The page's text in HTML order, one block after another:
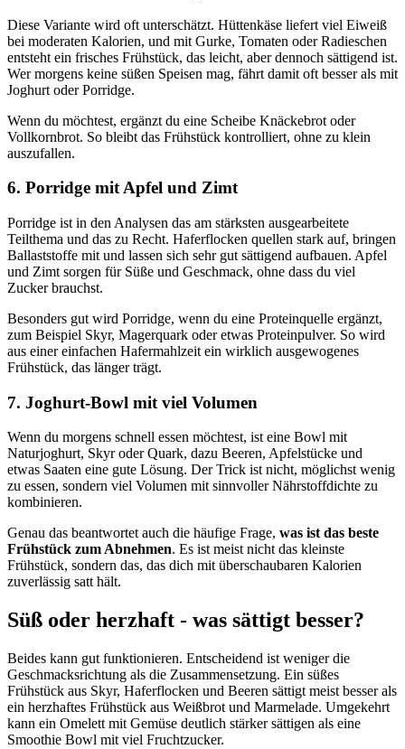
Diese Variante wird oft unterschätzt. Hüttenkäse liefert viel Eiweiß
bei moderaten Kalorien, und mit Gurke, Tomaten oder Radieschen
entsteht ein frisches Frühstück, das leicht, aber dennoch sättigend ist.
Wer morgens keine süßen Speisen mag, fährt damit oft besser als mit
Joghurt oder Porridge.
Wenn du möchtest, ergänzt du eine Scheibe Knäckebrot oder
Vollkornbrot. So bleibt das Frühstück kontrolliert, ohne zu klein
auszufallen.
6. Porridge mit Apfel und Zimt
Porridge ist in den Analysen das am stärksten ausgearbeitete
Teilthema und das zu Recht. Haferflocken quellen stark auf, bringen
Ballaststoffe mit und lassen sich sehr gut sättigend aufbauen. Apfel
und Zimt sorgen für Süße und Geschmack, ohne dass du viel
Zucker brauchst.
Besonders gut wird Porridge, wenn du eine Proteinquelle ergänzt,
zum Beispiel Skyr, Magerquark oder etwas Proteinpulver. So wird
aus einer einfachen Hafermahlzeit ein wirklich ausgewogenes
Frühstück, das länger trägt.
7. Joghurt-Bowl mit viel Volumen
Wenn du morgens schnell essen möchtest, ist eine Bowl mit
Naturjoghurt, Skyr oder Quark, dazu Beeren, Apfelstücke und
etwas Saaten eine gute Lösung. Der Trick ist nicht, möglichst wenig
zu essen, sondern viel Volumen mit sinnvoller Nährstoffdichte zu
kombinieren.
Genau das beantwortet auch die häufige Frage, was ist das beste
Frühstück zum Abnehmen. Es ist meist nicht das kleinste
Frühstück, sondern das, das dich mit überschaubaren Kalorien
zuverlässig satt hält.
Süß oder herzhaft - was sättigt besser?
Beides kann gut funktionieren. Entscheidend ist weniger die
Geschmacksrichtung als die Zusammensetzung. Ein süßes
Frühstück aus Skyr, Haferflocken und Beeren sättigt meist besser als
ein herzhaftes Frühstück aus Weißbrot und Marmelade. Umgekehrt
kann ein Omelett mit Gemüse deutlich stärker sättigen als eine
Smoothie Bowl mit viel Fruchtzucker.